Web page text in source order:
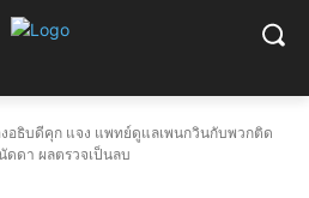
งอธิบดีคุก แจง แพทย์ดูแลเพนกวินกับพวกติด
ดา ผลตรวจเป็นลบ